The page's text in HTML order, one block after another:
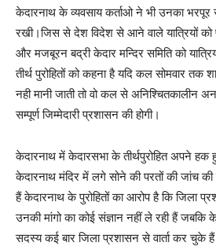
केदारनाथ के व्यवसाय कर्ताओ ने भी उनका
रखी।जिस से देश विदेश से आने वाले यात्रियों को
और मजबूरन बद्री केदार मन्दिर समिति को
तीर्थ पुरोहितों को कहना है यदि कल सोमवार तक
नही मानी जाती तो वो कल से अनिश्चितकालीन
सम्पूर्ण जिम्मेदारी प्रशासन की होगी।
केदारनाथ में केदारसभा के तीर्थपुरोहित अपने हक
केदारनाथ मंदिर में लगे सोने की परतों की जांच
हैं केदारनाथ के पुरोहितों का आरोप है कि जिला
उनकी मांगो का कोई संज्ञान नहीं ले रही हैं जबकि
सदस्य कई बार जिला प्रशासन से वार्ता कर चुके हैं